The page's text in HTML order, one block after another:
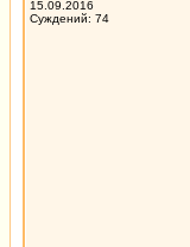
15.09.2016
Суждений: 74